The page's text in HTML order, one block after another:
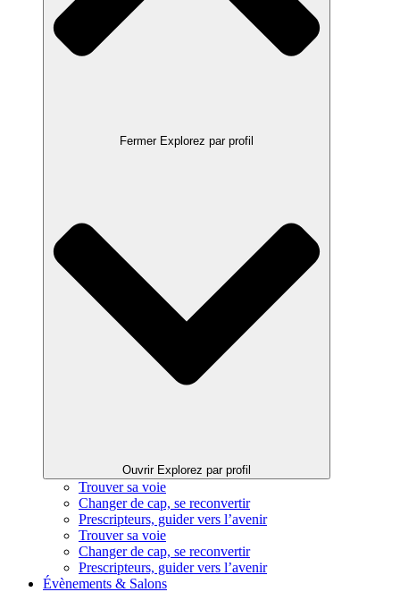
Fermer Explorez par profil
Ouvrir Explorez par profil
Trouver sa voie
Changer de cap, se reconvertir
Prescripteurs, guider vers l’avenir
Trouver sa voie
Changer de cap, se reconvertir
Prescripteurs, guider vers l’avenir
Évènements & Salons